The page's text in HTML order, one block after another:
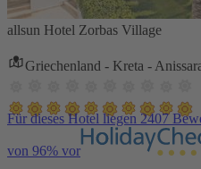
allsun Hotel Zorbas Village
Griechenland - Kreta -
Für dieses Hotel liegen 2407
von 96% vor